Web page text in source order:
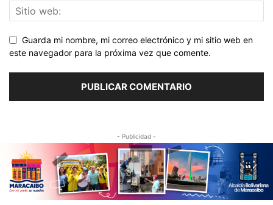
Guarda mi nombre, mi correo electrónico y mi sitio web en
este navegador para la próxima vez que comente.
- Publicidad -